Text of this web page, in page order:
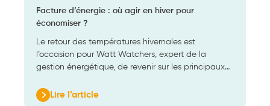
Facture d’énergie : où agir en hiver pour
économiser ?
Le retour des températures hivernales est
l’occasion pour Watt Watchers, expert de la
gestion énergétique, de revenir sur les principaux…
Lire l’article
: